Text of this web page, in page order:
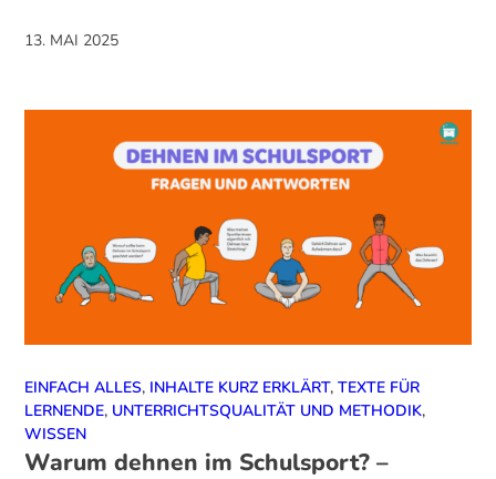
13. MAI 2025
EINFACH ALLES, INHALTE KURZ ERKLÄRT,TEXTE FÜR
LERNENDE, UNTERRICHTSQUALITÄT UND METHODIK,
WISSEN
Warum dehnen im Schulsport? –